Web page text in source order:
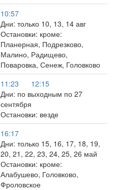
10:57
Дни: только 10, 13, 14 авг
Остановки: кроме:
Планерная, Подрезково,
Малино, Радищево,
Поваровка, Сенеж, Головково
11:23
12:15
Дни: по выходным по 27
сентября
Остановки: везде
16:17
Дни: только 15, 16, 17, 18, 19,
20, 21, 22, 23, 24, 25, 26 май
Остановки: кроме:
Алабушево, Головково,
Фроловское